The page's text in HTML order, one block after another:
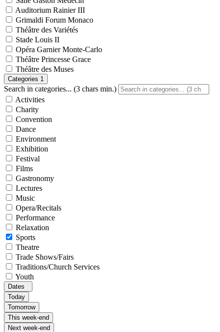
Auditorium Rainier III
Grimaldi Forum Monaco
Théâtre des Variétés
Stade Louis II
Opéra Garnier Monte-Carlo
Théâtre Princesse Grace
Théâtre des Muses
Categories 1
Search in categories... (3 chars min.)
Activities
Charity
Convention
Dance
Environment
Exhibition
Festival
Films
Gastronomy
Lectures
Music
Opera/Recitals
Performance
Relaxation
Sports
Theatre
Trade Shows/Fairs
Traditions/Church Services
Youth
Dates
Today
Tomorrow
This week-end
Next week-end